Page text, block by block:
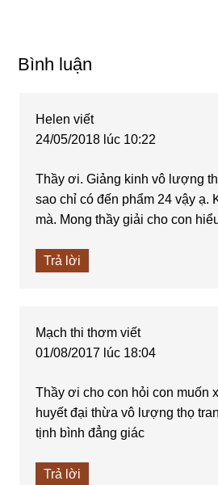
Reader
Bình luận
Helen viết
24/05/2018 lúc 10:22
Thầy ơi. Giảng kinh vô lượng
sao chỉ có đến phẩm 24 vậy ạ.
mà. Mong thầy giải cho con
Trả lời
Mạch thi thơm viết
01/08/2017 lúc 18:04
Thầy ơi cho con hỏi con muốn
huyết đại thừa vô lượng thọ
tịnh bình đẳng giác
Trả lời